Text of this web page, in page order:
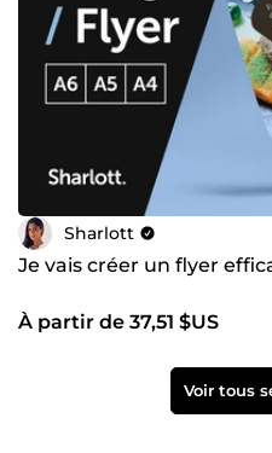
Sharlott
Je vais créer un flyer
À partir de 37,51 $US
Voir tous